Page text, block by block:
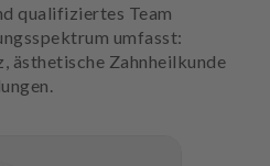
qualifiziertes Team
umfasst:
ästhetische Zahnheilkunde